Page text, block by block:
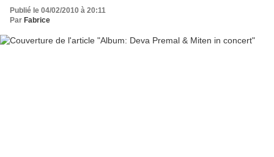
Publié le 04/02/2010 à 20:11
Par Fabrice